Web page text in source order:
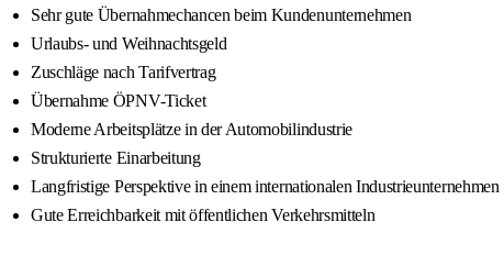
Sehr gute Übernahmechancen beim Kundenunternehmen
Urlaubs- und Weihnachtsgeld
Zuschläge nach Tarifvertrag
Übernahme ÖPNV-Ticket
Moderne Arbeitsplätze in der Automobilindustrie
Strukturierte Einarbeitung
Langfristige Perspektive in einem internationalen Industrieunternehmen
Gute Erreichbarkeit mit öffentlichen Verkehrsmitteln